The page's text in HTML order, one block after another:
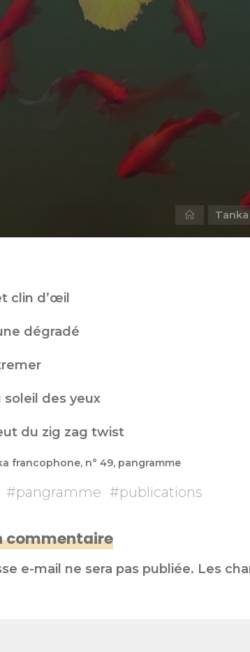
HomeTanka
clin d’œil
dégradé
soleil des yeux
du zig zag twist
francophone, n° 49, pangramme
#pangramme #publications
commentaire
e-mail ne sera pas publiée. Les